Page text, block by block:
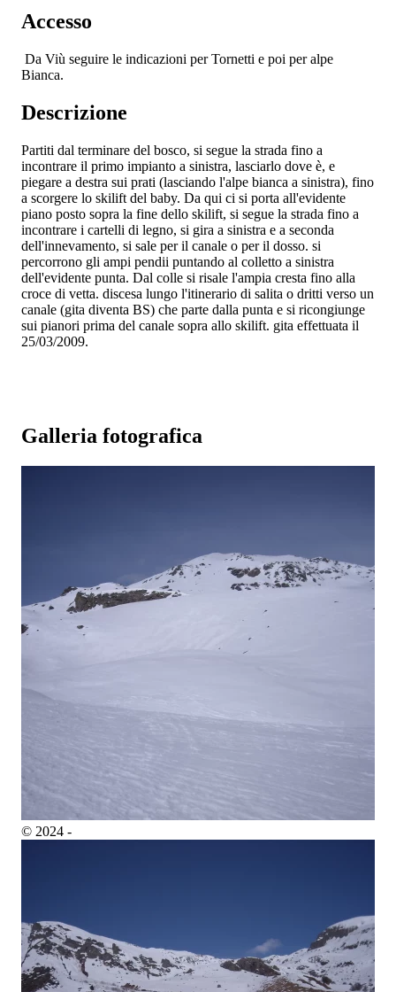
Accesso
Da Viù seguire le indicazioni per Tornetti e poi per alpe
Bianca.
Descrizione
Partiti dal terminare del bosco, si segue la strada fino a
incontrare il primo impianto a sinistra, lasciarlo dove è, e
piegare a destra sui prati (lasciando l'alpe bianca a sinistra), fino
a scorgere lo skilift del baby. Da qui ci si porta all'evidente
piano posto sopra la fine dello skilift, si segue la strada fino a
incontrare i cartelli di legno, si gira a sinistra e a seconda
dell'innevamento, si sale per il canale o per il dosso. si
percorrono gli ampi pendii puntando al colletto a sinistra
dell'evidente punta. Dal colle si risale l'ampia cresta fino alla
croce di vetta. discesa lungo l'itinerario di salita o dritti verso un
canale (gita diventa BS) che parte dalla punta e si ricongiunge
sui pianori prima del canale sopra allo skilift. gita effettuata il
25/03/2009.
Galleria fotografica
© 2024 -